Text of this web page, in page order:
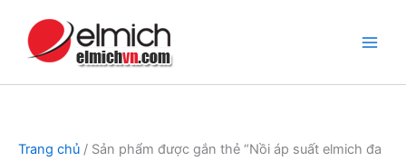
Trang chủ / Sản phẩm được gắn thẻ “Nồi áp suất elmich đa